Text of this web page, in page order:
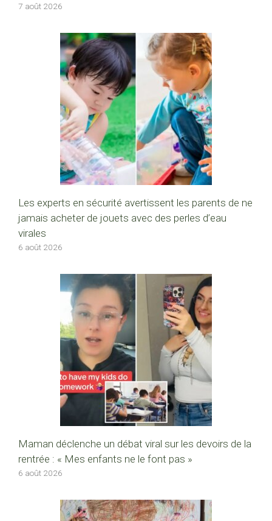
7 août 2026
Les experts en sécurité avertissent les parents de ne
jamais acheter de jouets avec des perles d’eau
virales
6 août 2026
Maman déclenche un débat viral sur les devoirs de la
rentrée : « Mes enfants ne le font pas »
6 août 2026